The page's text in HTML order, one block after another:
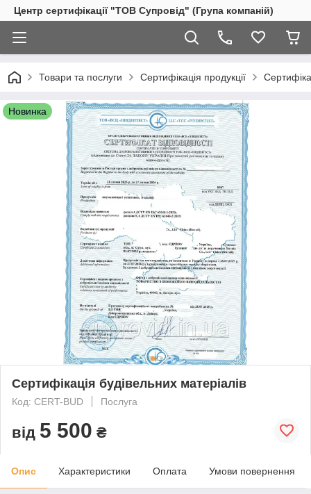
Центр сертифікації "ТОВ Супровід" (Група компаній)
Товари та послуги Сертифікація продукції
Новинка
Сертифікація будівельних матеріалів
Код: CERT-BUD Послуга
від 5 500 ₴
Опис Характеристики Оплата Умови повернення